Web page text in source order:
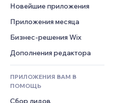
Складские услуги
Еда и напитки
PDF
Обмен файлами
Новости
Баннеры и значки
Калькуляторы
Погода
Графики и таблицы
Чат
Комментарии
Телефон
Сообщество
Отзывы и комментарии
Управление отношениями с
клиентом (CRM)
Новейшие приложения
Приложения месяца
Бизнес-решения Wix
Дополнения редактора
ПРИЛОЖЕНИЯ ВАМ В
ПОМОЩЬ
Сбор лидов